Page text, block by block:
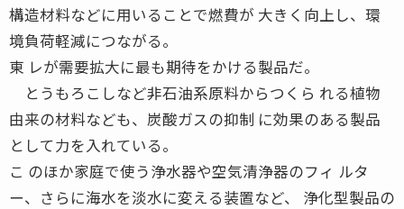
構造材料などに用いることで燃費が 大きく向上し、環
境負荷軽減につながる。
東 レが需要拡大に最も期待をかける製品だ。
とうもろこしなど非石油系原料からつくら れる植物
由来の材料なども、炭酸ガスの抑制 に効果のある製品
として力を入れている。
こ のほか家庭で使う浄水器や空気清浄器のフィ ルタ
ー、さらに海水を淡水に変える装置など、 浄化型製品の